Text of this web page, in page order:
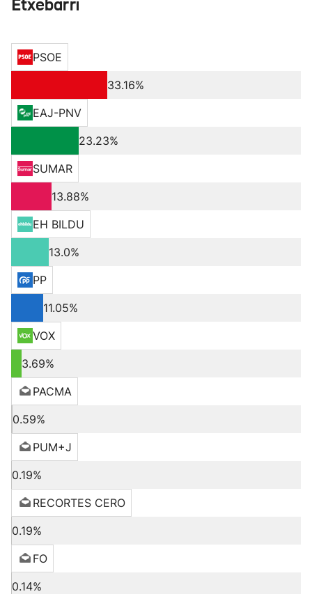
Etxebarri
PSOE
33.16%
EAJ-PNV
23.23%
SUMAR
13.88%
EH BILDU
13.0%
PP
11.05%
VOX
3.69%
PACMA
0.59%
PUM+J
0.19%
RECORTES CERO
0.19%
FO
0.14%